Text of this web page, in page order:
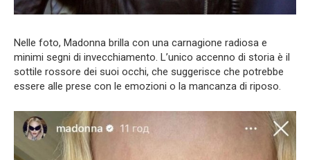
Nelle foto, Madonna brilla con una carnagione radiosa e
minimi segni di invecchiamento. L’unico accenno di storia è il
sottile rossore dei suoi occhi, che suggerisce che potrebbe
essere alle prese con le emozioni o la mancanza di riposo.